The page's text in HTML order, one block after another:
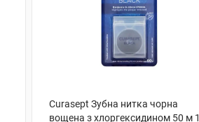
Curasept Зубна нитка чорна
вощена з хлоргексидином 50 м 1